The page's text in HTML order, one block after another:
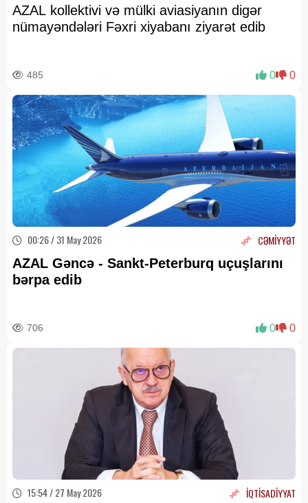
AZAL kollektivi və mülki aviasiyanın digər
nümayəndələri Fəxri xiyabanı ziyarət edib
485 0 0
00:26 / 31 May 2026 CƏMİYYƏT
AZAL Gəncə - Sankt-Peterburq uçuşlarını
bərpa edib
706 0 0
15:54 / 27 May 2026 İQTİSADİYYAT